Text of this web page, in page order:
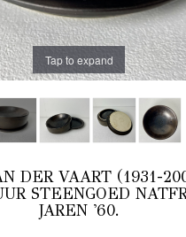
Tap to expand
DER VAART (1931-
STEENGOED
JAREN '60.